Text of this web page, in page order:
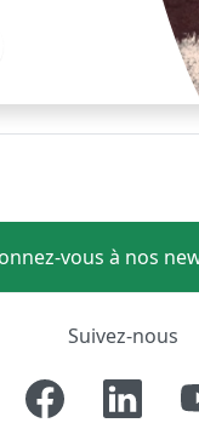
vous à nos
Suivez-nous